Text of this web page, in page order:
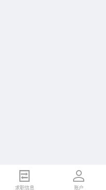
求职信息 账户